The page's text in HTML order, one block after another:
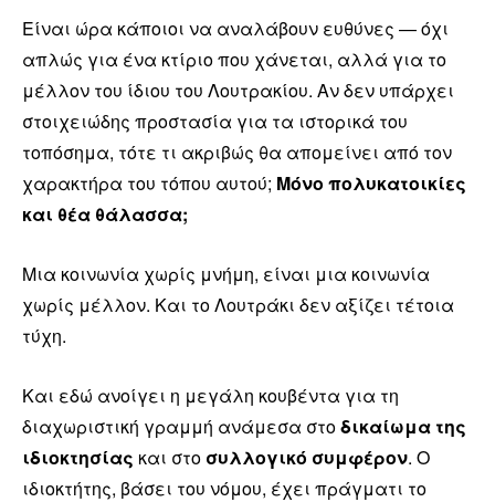
Είναι ώρα κάποιοι να αναλάβουν ευθύνες — όχι
απλώς για ένα κτίριο που χάνεται, αλλά για το
μέλλον του ίδιου του Λουτρακίου. Αν δεν υπάρχει
στοιχειώδης προστασία για τα ιστορικά του
τοπόσημα, τότε τι ακριβώς θα απομείνει από τον
χαρακτήρα του τόπου αυτού; Μόνο πολυκατοικίες
και θέα θάλασσα;
Μια κοινωνία χωρίς μνήμη, είναι μια κοινωνία
χωρίς μέλλον. Και το Λουτράκι δεν αξίζει τέτοια
τύχη.
Και εδώ ανοίγει η μεγάλη κουβέντα για τη
διαχωριστική γραμμή ανάμεσα στοδικαίωμα της
ιδιοκτησίας και στο συλλογικό συμφέρον. Ο
ιδιοκτήτης, βάσει του νόμου, έχει πράγματι το